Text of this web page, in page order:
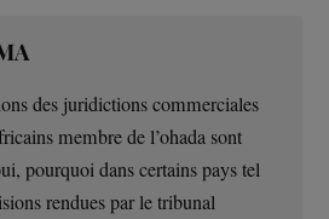
des juridictions commerciales
membre de l’ohada sont
pourquoi dans certains pays tel
rendues par le tribunal